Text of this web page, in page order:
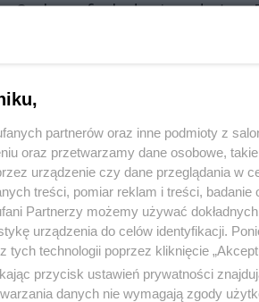
Cash, a w finale drugiego
Alemao Zurawskiego przegrała,
naszej tenisistki Maji
piłkarska reprezentacja kraju,
,jak Chwalińska wielkie...
partnerów oraz inne podmioty z
oraz przetwarzamy dane osobowe,
urządzenie czy dane przeglądania w
treści, pomiar reklam i treści, badanie
Partnerzy możemy używać
urządzenia do celów identyfikacji.
tych technologii poprzez kliknięcie
przycisk ustawień prywatności
danych nie wymagają zgody